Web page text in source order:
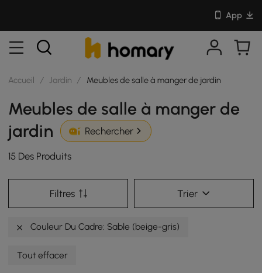
App
Accueil / Jardin / Meubles de salle à manger de jardin
Meubles de salle à manger de
jardin
Rechercher
15 Des Produits
Filtres Trier
Couleur Du Cadre: Sable (beige-gris)
Tout effacer